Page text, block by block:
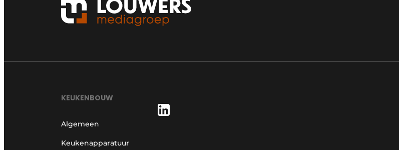
KEUKENBOUW
Algemeen
Keukenapparatuur